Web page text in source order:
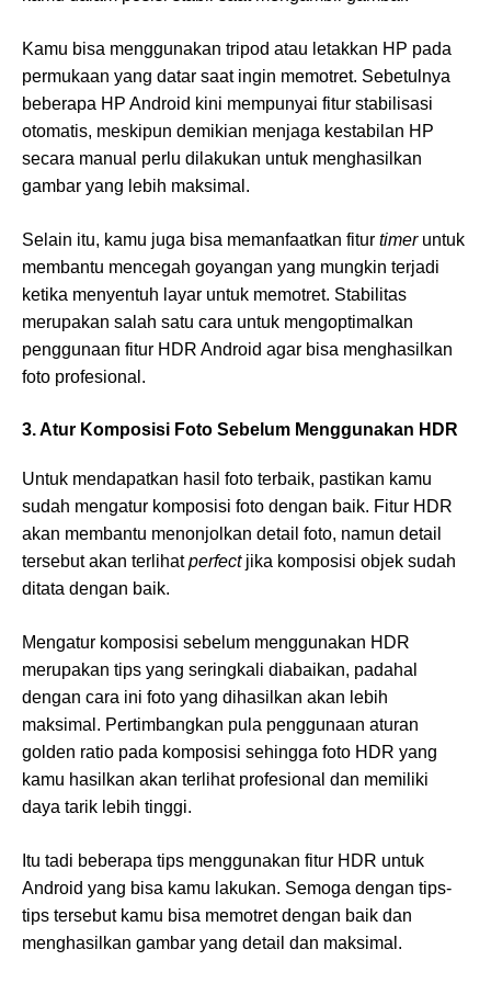
Kamu bisa menggunakan tripod atau letakkan HP pada
permukaan yang datar saat ingin memotret. Sebetulnya
beberapa HP Android kini mempunyai fitur stabilisasi
otomatis, meskipun demikian menjaga kestabilan HP
secara manual perlu dilakukan untuk menghasilkan
gambar yang lebih maksimal.
Selain itu, kamu juga bisa memanfaatkan fitur timer untuk
membantu mencegah goyangan yang mungkin terjadi
ketika menyentuh layar untuk memotret. Stabilitas
merupakan salah satu cara untuk mengoptimalkan
penggunaan fitur HDR Android agar bisa menghasilkan
foto profesional.
3. Atur Komposisi Foto Sebelum Menggunakan HDR
Untuk mendapatkan hasil foto terbaik, pastikan kamu
sudah mengatur komposisi foto dengan baik. Fitur HDR
akan membantu menonjolkan detail foto, namun detail
tersebut akan terlihatperfect jika komposisi objek sudah
ditata dengan baik.
Mengatur komposisi sebelum menggunakan HDR
merupakan tips yang seringkali diabaikan, padahal
dengan cara ini foto yang dihasilkan akan lebih
maksimal. Pertimbangkan pula penggunaan aturan
golden ratio pada komposisi sehingga foto HDR yang
kamu hasilkan akan terlihat profesional dan memiliki
daya tarik lebih tinggi.
Itu tadi beberapa tips menggunakan fitur HDR untuk
Android yang bisa kamu lakukan. Semoga dengan tips-
tips tersebut kamu bisa memotret dengan baik dan
menghasilkan gambar yang detail dan maksimal.